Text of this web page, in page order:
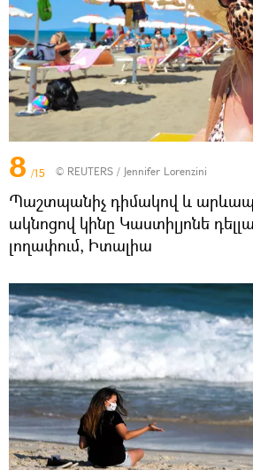
8 /15 © REUTERS / Jennifer Lorenzini
Պաշտպանիչ դիմակով և
ակնոցով կինը Կաստիլյոնե
լողափում, Իտալիա